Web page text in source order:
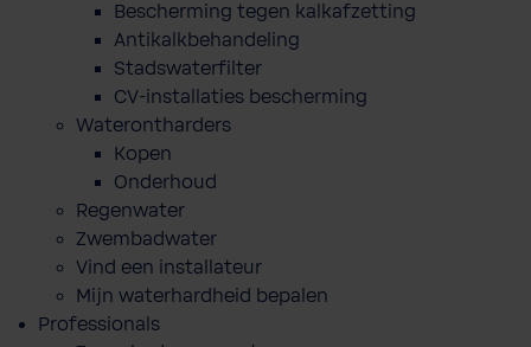
Bescherming tegen kalkafzetting
Antikalkbehandeling
Stadswaterfilter
CV-installaties bescherming
Waterontharders
Kopen
Onderhoud
Regenwater
Zwembadwater
Vind een installateur
Mijn waterhardheid bepalen
Professionals